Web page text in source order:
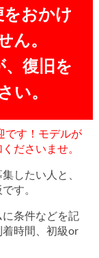
おかけ
ん。
復旧を
い。
です！モデルが
ださいませ。
したい人と、
す。
条件などを記
時間、初級or